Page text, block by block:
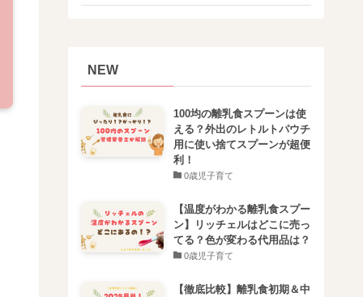
NEW
100均の離乳食スプーンは使
える？外出のレトルトパウチ
用に使い捨てスプーンが超便
利！
0歳児子育て
【温度がわかる離乳食スプー
ン】リッチェルはどこに売っ
てる？色が変わる代用品は？
0歳児子育て
【徹底比較】離乳食初期＆中